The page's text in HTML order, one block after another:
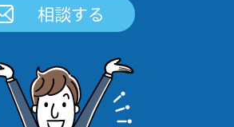
相談する